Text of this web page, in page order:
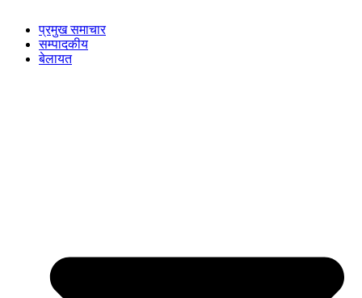
प्रमुख समाचार
सम्पादकीय
बेलायत